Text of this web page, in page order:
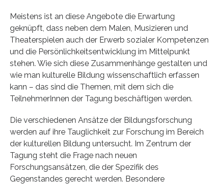
Meistens ist an diese Angebote die Erwartung
geknüpft, dass neben dem Malen, Musizieren und
Theaterspielen auch der Erwerb sozialer Kompetenzen
und die Persönlichkeitsentwicklung im Mittelpunkt
stehen. Wie sich diese Zusammenhänge gestalten und
wie man kulturelle Bildung wissenschaftlich erfassen
kann – das sind die Themen, mit dem sich die
TeilnehmerInnen der Tagung beschäftigen werden.
Die verschiedenen Ansätze der Bildungsforschung
werden auf ihre Tauglichkeit zur Forschung im Bereich
der kulturellen Bildung untersucht. Im Zentrum der
Tagung steht die Frage nach neuen
Forschungsansätzen, die der Spezifik des
Gegenstandes gerecht werden. Besondere